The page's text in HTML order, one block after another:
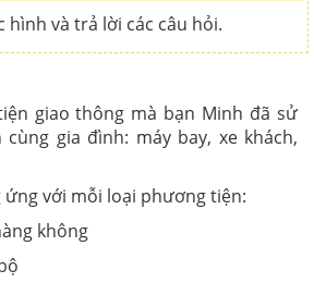
hình và trả lời các câu hỏi.
giao thông mà bạn Minh đã sử
gia đình: máy bay, xe khách,
với mỗi loại phương tiện:
không